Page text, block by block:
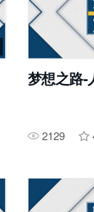
梦想之路-
2129